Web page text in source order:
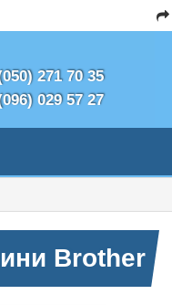
271 70 35
029 57 27
Brother